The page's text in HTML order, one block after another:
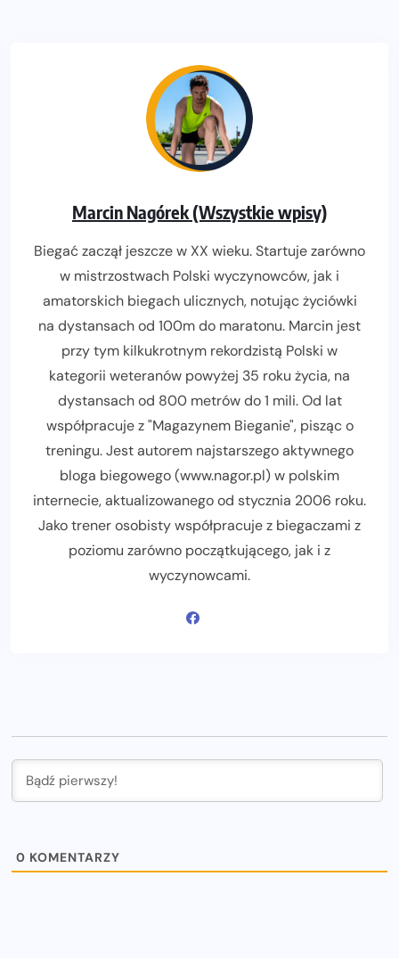
Marcin Nagórek (Wszystkie wpisy)
Biegać zaczął jeszcze w XX wieku. Startuje zarówno
w mistrzostwach Polski wyczynowców, jak i
amatorskich biegach ulicznych, notując życiówki
na dystansach od 100m do maratonu. Marcin jest
przy tym kilkukrotnym rekordzistą Polski w
kategorii weteranów powyżej 35 roku życia, na
dystansach od 800 metrów do 1 mili. Od lat
współpracuje z "Magazynem Bieganie", pisząc o
treningu. Jest autorem najstarszego aktywnego
bloga biegowego (www.nagor.pl) w polskim
internecie, aktualizowanego od stycznia 2006 roku.
Jako trener osobisty współpracuje z biegaczami z
poziomu zarówno początkującego, jak i z
wyczynowcami.
0 KOMENTARZY